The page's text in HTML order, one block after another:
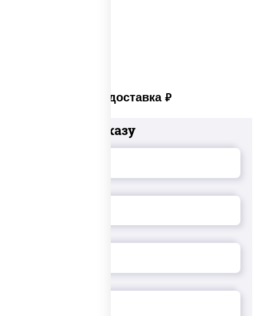
Платная доставка руб
Добавьте к заказу